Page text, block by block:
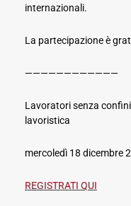
internazionali.
La partecipazione è
————————————
Lavoratori senza
lavoristica
mercoledì 18 dicembre
REGISTRATI QUI